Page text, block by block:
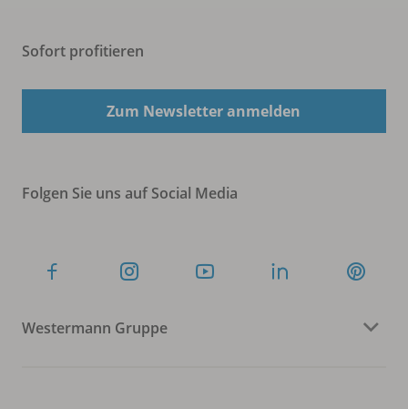
Sofort profitieren
Zum Newsletter anmelden
Folgen Sie uns auf Social Media
Westermann Gruppe